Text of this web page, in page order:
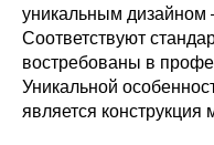
уникальным дизайном
Соответствуют
востребованы в
Уникальной
является